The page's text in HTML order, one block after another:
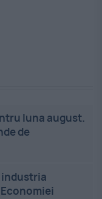
luna august.
de
industria